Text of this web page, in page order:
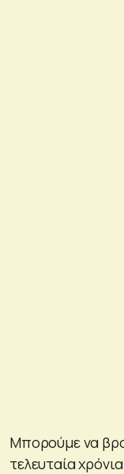
Μπορούμε να
τελευταία